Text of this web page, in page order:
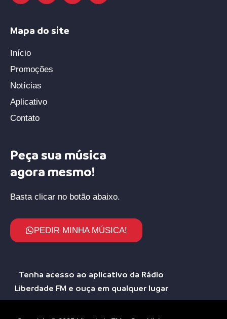
Mapa do site
Início
Promoções
Notícias
Aplicativo
Contato
Peça sua música
agora mesmo!
Basta clicar no botão abaixo.
PEDIR MINHA MÚSICA!
Tenha acesso ao aplicativo da Rádio
Liberdade FM e ouça em qualquer lugar